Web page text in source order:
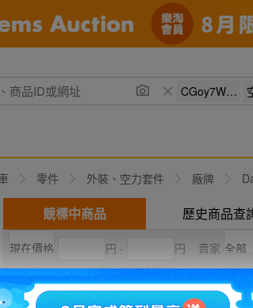
零件 外裝、空力套件 廠牌
競標中商品 歷史商品查
円 - 円 賣家
現在出價 直購價 競標高到低